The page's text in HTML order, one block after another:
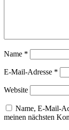
Name *
E-Mail-Adresse *
Website
Name, E-Mail-
meinen nächsten